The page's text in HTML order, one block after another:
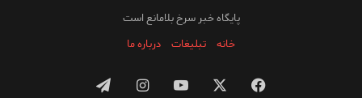
پایگاه خبر سرخ بلامانع است
خانه
تبلیغات درباره ما
فیس یوتیوباینستاگرامتلگرام